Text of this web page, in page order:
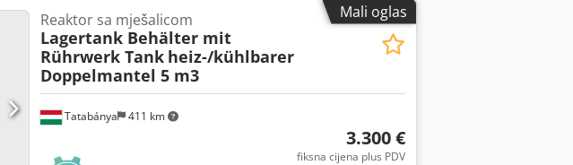
Mali oglas
Tatabánya 411 km
Reaktor sa mješalicom
Lagertank Behälter mit
Rührwerk Tank heiz-/kühlbarer
Doppelmantel 5 m3
3.300 €
fiksna cijena plus PDV